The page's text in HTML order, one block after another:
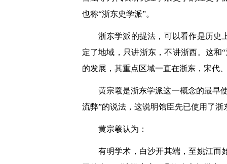
也称“浙东史学派”。
浙东学派的提法，可以看作是历史
定了地域，只讲浙东，不讲浙西。这和
的发展，其重点区域一直在浙东，宋代
黄宗羲是浙东学派这一概念的最早
流弊”的说法，这说明馆臣先已使用了
黄宗羲认为：
有明学术，白沙开其端，至姚江